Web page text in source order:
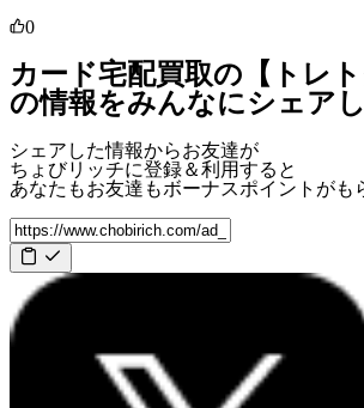
0
カード宅配買取の【トレト
の情報をみんなにシェア
シェアした情報からお友達が
ちょびリッチに登録＆利用すると
あなたもお友達もボーナスポイント がも